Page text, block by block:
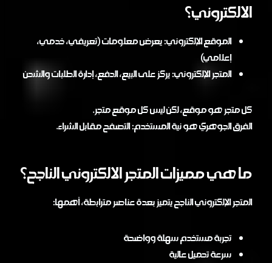
الالكتروني؟
الموقع الإلكتروني: يعرض معلومات (تعريفي، خدمي،
إعلامي)
المتجر الإلكتروني: يركز على البيع، الدفع، إدارة الطلبات والشحن
كل متجر هو موقع، لكن ليس كل موقع متجر.
الفرق الجوهري هو نية المستخدم: التصفح مقابل الشراء.
ما هي مميزات المتجر الالكتروني الناجح؟
المتجر الإلكتروني الناجح يتميز بعدة عناصر مترابطة، أهمها:
تجربة مستخدم سهلة وواضحة
سرعة تحميل عالية